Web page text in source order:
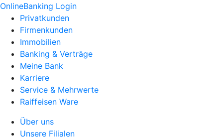
OnlineBanking Login
Privatkunden
Firmenkunden
Immobilien
Banking & Verträge
Meine Bank
Karriere
Service & Mehrwerte
Raiffeisen Ware
Über uns
Unsere Filialen